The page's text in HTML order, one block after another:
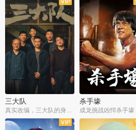
三大队 杀手壕
成龙挑战凶悍杀手壕